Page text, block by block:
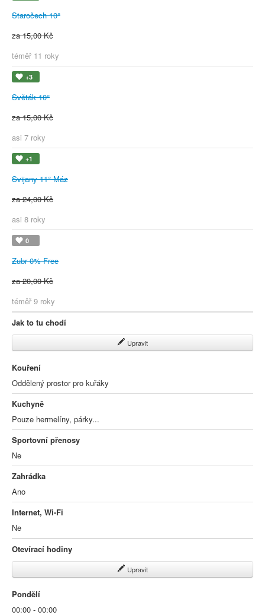
Staročech 10°
za 15,00 Kč
téměř 11 roky
+3
Světák 10°
za 15,00 Kč
asi 7 roky
+1
Svijany 11° Máz
za 24,00 Kč
asi 8 roky
0
Zubr 0% Free
za 20,00 Kč
téměř 9 roky
Jak to tu chodí
Upravit
Kouření
Oddělený prostor pro kuřáky
Kuchyně
Pouze hermelíny, párky...
Sportovní přenosy
Ne
Zahrádka
Ano
Internet, Wi-Fi
Ne
Otevírací hodiny
Upravit
Pondělí
00:00 - 00:00